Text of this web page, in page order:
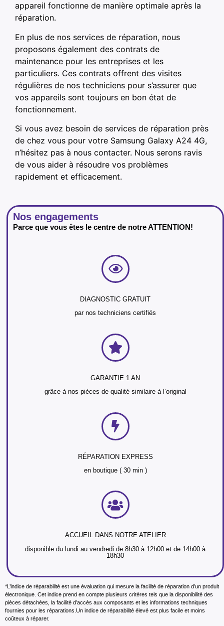
appareil fonctionne de manière optimale après la
réparation.
En plus de nos services de réparation, nous
proposons également des contrats de
maintenance pour les entreprises et les
particuliers. Ces contrats offrent des visites
régulières de nos techniciens pour s’assurer que
vos appareils sont toujours en bon état de
fonctionnement.
Si vous avez besoin de services de réparation près
de chez vous pour votre Samsung Galaxy A24 4G,
n’hésitez pas à nous contacter. Nous serons ravis
de vous aider à résoudre vos problèmes
rapidement et efficacement.
Nos engagements
Parce que vous êtes le centre de notre ATTENTION!
DIAGNOSTIC GRATUIT
par nos techniciens certifiés
GARANTIE 1 AN
grâce à nos pièces de qualité similaire à l’original
RÉPARATION EXPRESS
en boutique ( 30 min )
ACCUEIL DANS NOTRE ATELIER
disponible du lundi au vendredi de 8h30 à 12h00 et de 14h00 à
18h30
*L’indice de réparabilité est une évaluation qui mesure la facilité de réparation d’un produit
électronique. Cet indice prend en compte plusieurs critères tels que la disponibilité des
pièces détachées, la facilité d’accès aux composants et les informations techniques
fournies pour les réparations.Un indice de réparabilité élevé est plus facile et moins
coûteux à réparer.